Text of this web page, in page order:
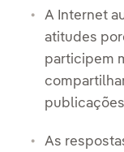
A Internet
atitudes
participem
As